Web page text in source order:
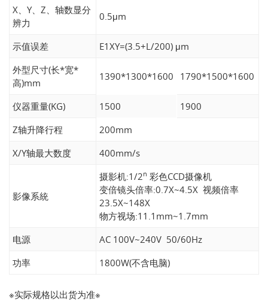
X、Y、Z、轴数显分
辨力
0.5μm
示值误差
E1XY=(3.5+L/200) μm
外型尺寸(长*宽*
高)mm
1390*1300*1600 1790*1500*1600
仪器重量(KG) 1500
1900
Z轴升降行程
200mm
X/Y轴最大数度
400mm/s
影像系統
摄影机:1/2n 彩色CCD摄像机
变倍镜头倍率:0.7X~4.5X 视频倍率
23.5X~148X
物方视场:11.1mm~1.7mm
电源
AC 100V~240V 50/60Hz
功率
1800W(不含电脑)
※实际规格以出货为准※